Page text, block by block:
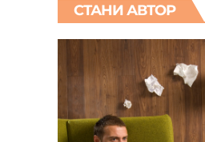
СТАНИ АВТОР